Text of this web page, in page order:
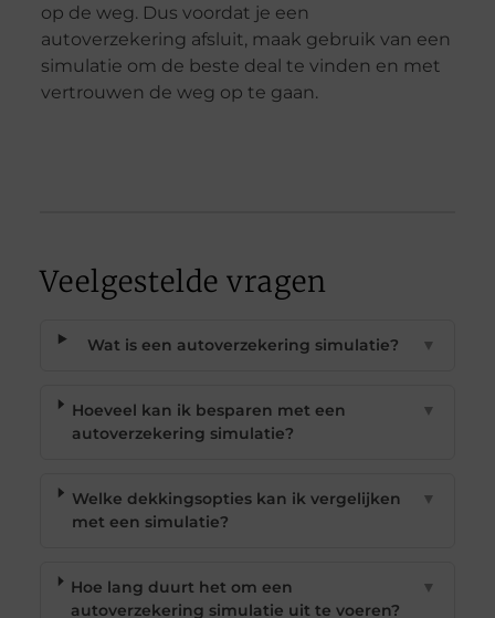
op de weg. Dus voordat je een
autoverzekering afsluit, maak gebruik van een
simulatie om de beste deal te vinden en met
vertrouwen de weg op te gaan.
Veelgestelde vragen
Wat is een autoverzekering simulatie? ▼
Hoeveel kan ik besparen met een
autoverzekering simulatie?
▼
Welke dekkingsopties kan ik vergelijken
met een simulatie?
▼
Hoe lang duurt het om een
autoverzekering simulatie uit te voeren?
▼